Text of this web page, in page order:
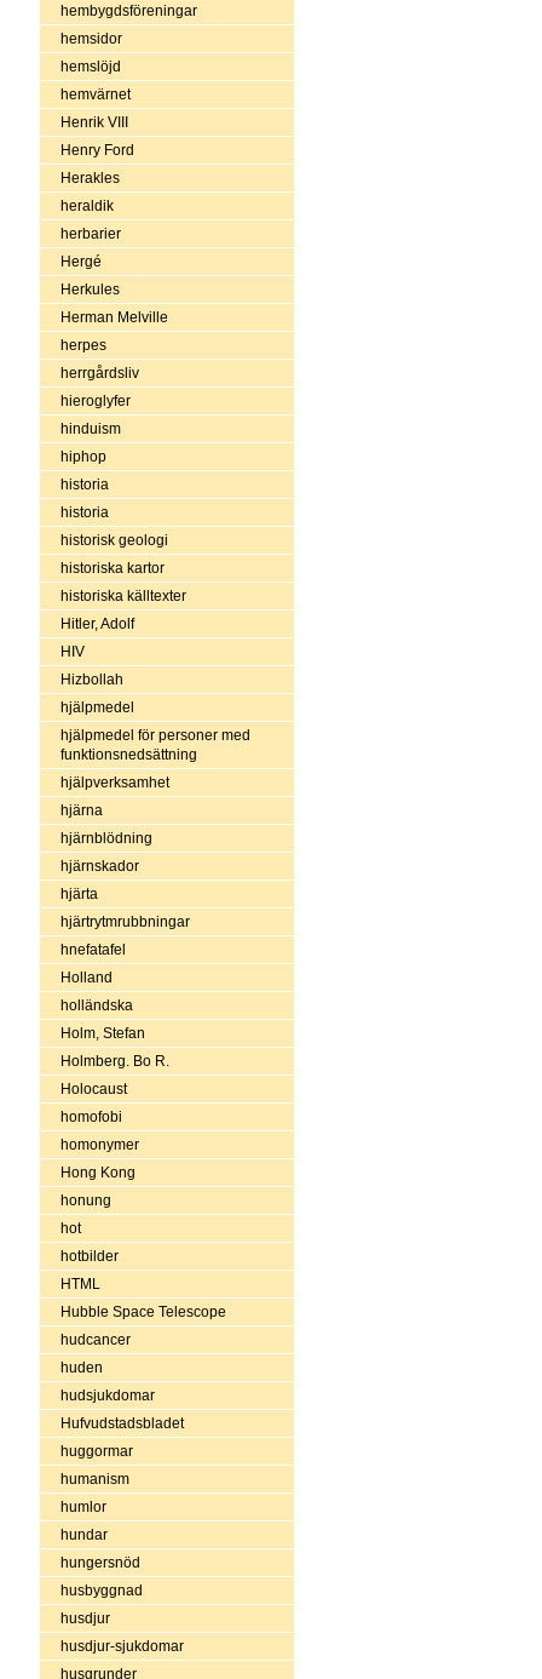
hembygdsföreningar
hemsidor
hemslöjd
hemvärnet
Henrik VIII
Henry Ford
Herakles
heraldik
herbarier
Hergé
Herkules
Herman Melville
herpes
herrgårdsliv
hieroglyfer
hinduism
hiphop
historia
historia
historisk geologi
historiska kartor
historiska källtexter
Hitler, Adolf
HIV
Hizbollah
hjälpmedel
hjälpmedel för personer med
funktionsnedsättning
hjälpverksamhet
hjärna
hjärnblödning
hjärnskador
hjärta
hjärtrytmrubbningar
hnefatafel
Holland
holländska
Holm, Stefan
Holmberg. Bo R.
Holocaust
homofobi
homonymer
Hong Kong
honung
hot
hotbilder
HTML
Hubble Space Telescope
hudcancer
huden
hudsjukdomar
Hufvudstadsbladet
huggormar
humanism
humlor
hundar
hungersnöd
husbyggnad
husdjur
husdjur-sjukdomar
husgrunder